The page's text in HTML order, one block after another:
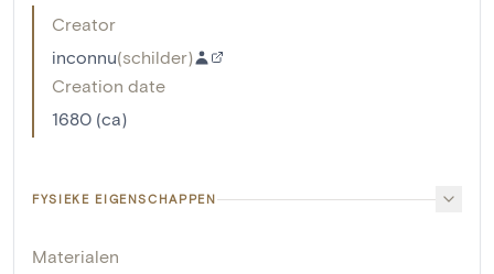
Creator
inconnu(schilder)
Creation date
1680 (ca)
FYSIEKE EIGENSCHAPPEN
Materialen